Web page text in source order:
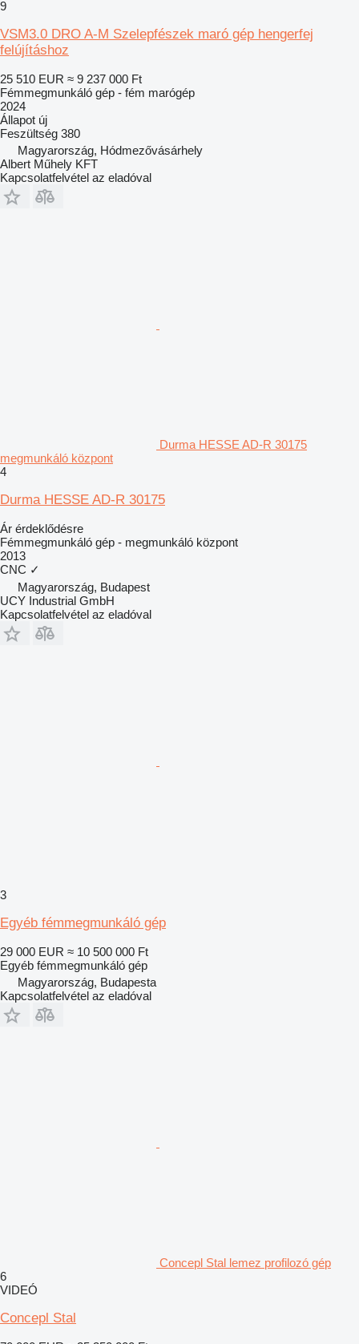
9
VSM3.0 DRO A-M Szelepfészek maró gép hengerfej
felújításhoz
25 510 EUR ≈ 9 237 000 Ft
Fémmegmunkáló gép - fém marógép
2024
Állapot új
Feszültség 380
Magyarország, Hódmezővásárhely
Albert Műhely KFT
Kapcsolatfelvétel az eladóval
Durma HESSE AD-R 30175
megmunkáló központ
4
Durma HESSE AD-R 30175
Ár érdeklődésre
Fémmegmunkáló gép - megmunkáló központ
2013
CNC ✓
Magyarország, Budapest
UCY Industrial GmbH
Kapcsolatfelvétel az eladóval
3
Egyéb fémmegmunkáló gép
29 000 EUR ≈ 10 500 000 Ft
Egyéb fémmegmunkáló gép
Magyarország, Budapesta
Kapcsolatfelvétel az eladóval
Concepl Stal lemez profilozó gép
6
VIDEÓ
Concepl Stal